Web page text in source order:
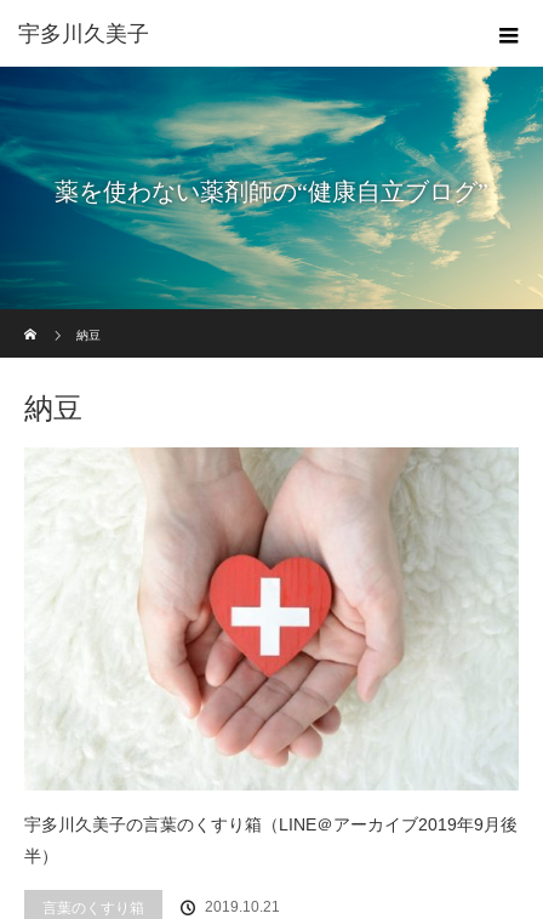
宇多川久美子
薬を使わない薬剤師の“健康自立ブログ”
納豆
納豆
宇多川久美子の言葉のくすり箱（LINE＠アーカイブ2019年9月後
半）
言葉のくすり箱 2019.10.21